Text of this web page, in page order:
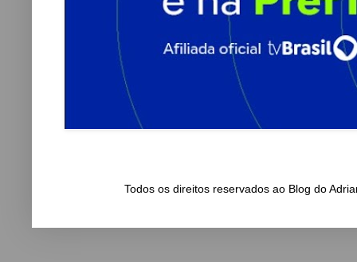
Todos os direitos reservados ao Blog do